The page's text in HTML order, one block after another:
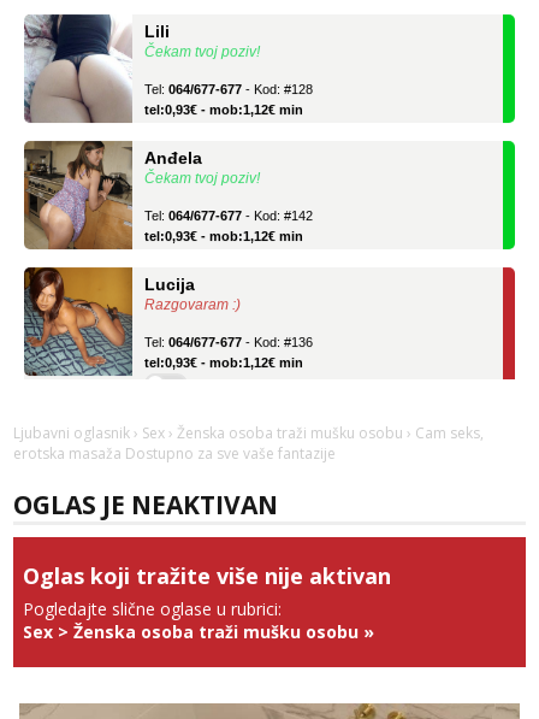
Čekam tvoj poziv!
tel:0,93€ - mob:1,12€ min
Čekam tvoj poziv!
tel:0,93€ - mob:1,12€ min
Razgovaram :)
tel:0,93€ - mob:1,12€ min
Obavijesti me kada se oslobodi
Čekam tvoj poziv!
Tel:
Anđela
- Kod: #142
tel:0,93€ - mob:1,12€ min
Ljubavni oglasnik › Sex › Ženska osoba traži mušku osobu › Cam seks,
erotska masaža Dostupno za sve vaše fantazije
OGLAS JE NEAKTIVAN
Oglas koji tražite više nije aktivan
Pogledajte slične oglase u rubrici:
Sex > Ženska osoba traži mušku osobu »